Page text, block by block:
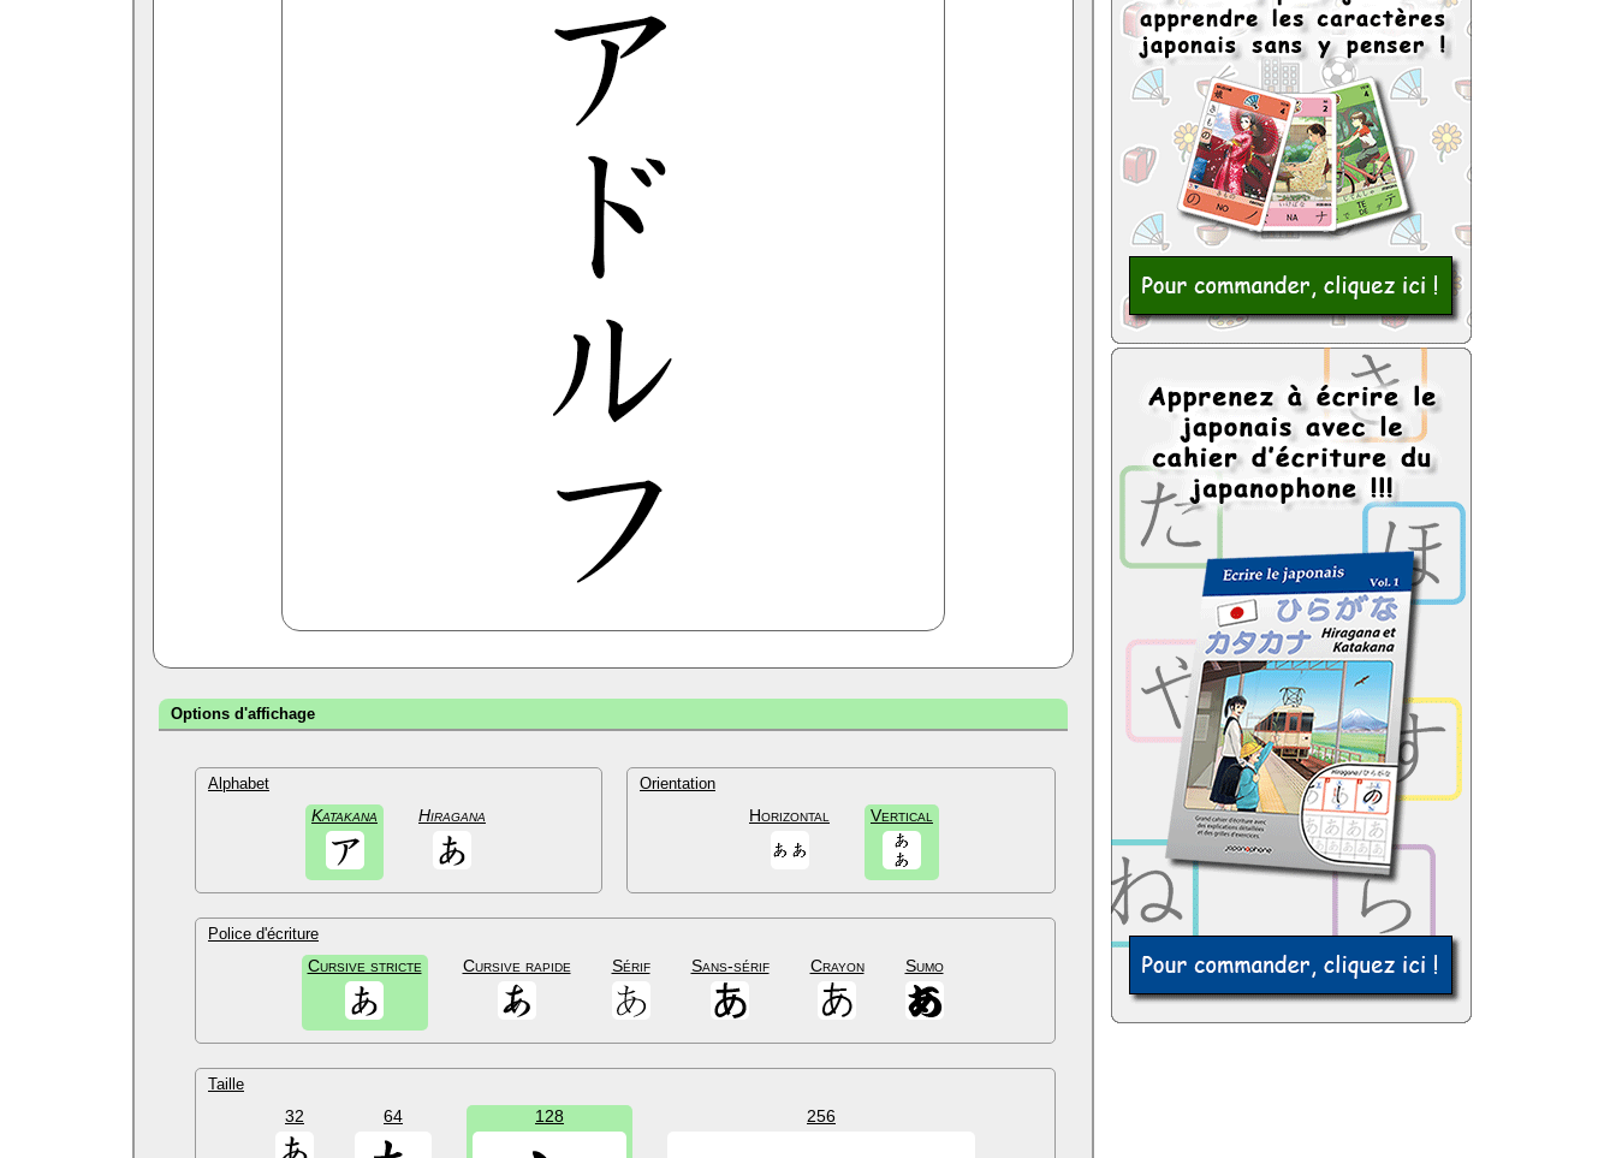
Options d'affichage
Alphabet
Katakana Hiragana
Orientation
Horizontal Vertical
Police d'écriture
Cursive stricte Cursive rapide Sérif Sans-sérif Crayon Sumo
Taille
32 64 128 256